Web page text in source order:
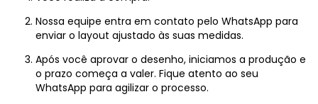
Nossa equipe entra em contato pelo WhatsApp para
enviar o layout ajustado às suas medidas.
Após você aprovar o desenho, iniciamos a produção e
o prazo começa a valer. Fique atento ao seu
WhatsApp para agilizar o processo.